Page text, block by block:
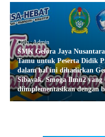
Oleh : Admin
SMK Gelora Jaya
Tamu untuk Peserta Didik
dalam hal ini dihadirkan
Sibayak. Smoga Ilmu2
diimplementasikan dengan